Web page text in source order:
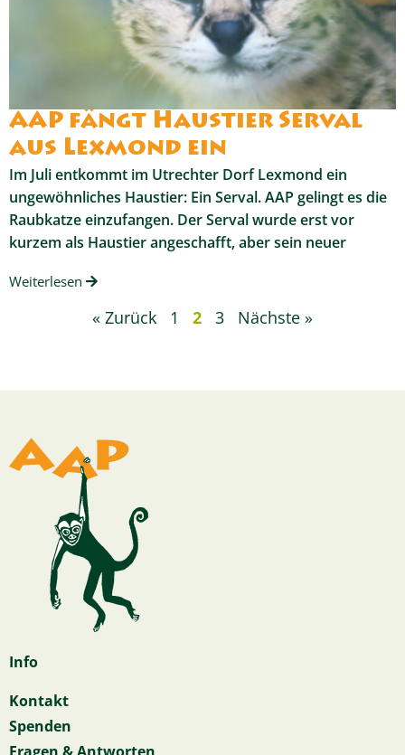
AAP fängt Haustier Serval
aus Lexmond ein
Im Juli entkommt im Utrechter Dorf Lexmond ein
ungewöhnliches Haustier: Ein Serval. AAP gelingt es die
Raubkatze einzufangen. Der Serval wurde erst vor
kurzem als Haustier angeschafft, aber sein neuer
Weiterlesen
« Zurück 1 2 3 Nächste »
Info
Kontakt
Spenden